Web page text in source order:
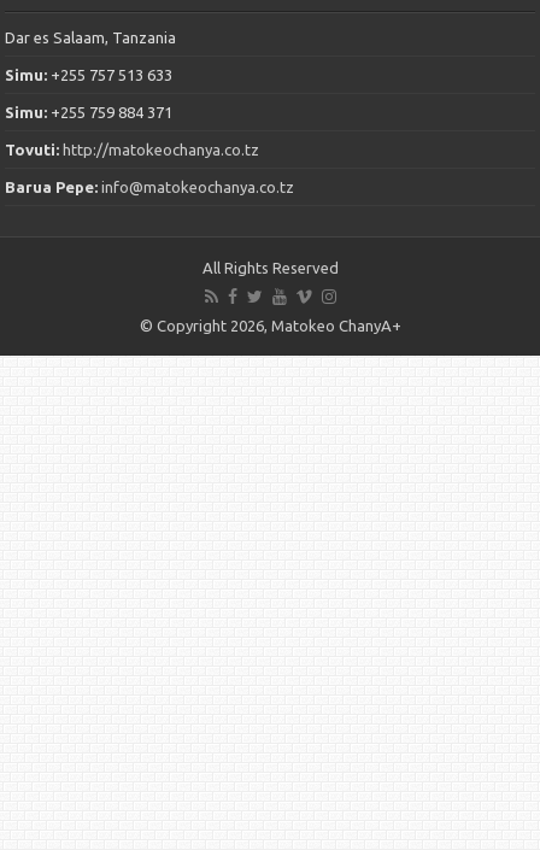
Dar es Salaam, Tanzania
Simu: +255 757 513 633
Simu: +255 759 884 371
Tovuti: http://matokeochanya.co.tz
Barua Pepe:info@matokeochanya.co.tz
All Rights Reserved
© Copyright 2026, Matokeo ChanyA+